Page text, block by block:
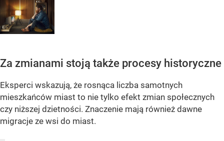
Za zmianami stoją także procesy historyczne
Eksperci wskazują, że rosnąca liczba samotnych
mieszkańców miast to nie tylko efekt zmian społecznych
czy niższej dzietności. Znaczenie mają również dawne
migracje ze wsi do miast.